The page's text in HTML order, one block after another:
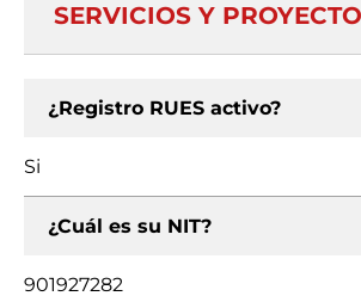
SERVICIOS Y
¿Registro RUES activo?
Si
¿Cuál es su NIT?
901927282